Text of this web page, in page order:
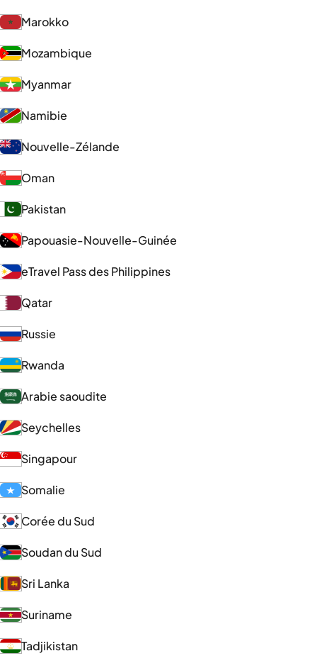
Marokko
Mozambique
Myanmar
Namibie
Nouvelle-Zélande
Oman
Pakistan
Papouasie-Nouvelle-Guinée
eTravel Pass des Philippines
Qatar
Russie
Rwanda
Arabie saoudite
Seychelles
Singapour
Somalie
Corée du Sud
Soudan du Sud
Sri Lanka
Suriname
Tadjikistan